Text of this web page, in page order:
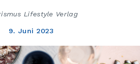
Lifestyle Verlag
9. Juni 2023